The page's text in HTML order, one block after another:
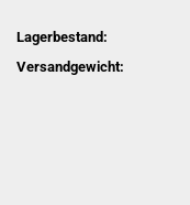
Lagerbestand:
Versandgewicht: